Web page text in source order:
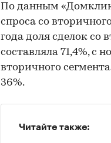
По данным
спроса со
года доля сделок
составляла 71,4%, с
вторичного
36%.
Читайте также: